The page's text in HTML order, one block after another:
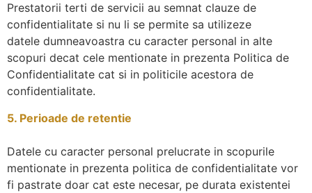
Prestatorii terti de servicii au semnat clauze de
confidentialitate si nu li se permite sa utilizeze
datele dumneavoastra cu caracter personal in alte
scopuri decat cele mentionate in prezenta Politica de
Confidentialitate cat si in politicile acestora de
confidentialitate.
5. Perioade de retentie
Datele cu caracter personal prelucrate in scopurile
mentionate in prezenta politica de confidentialitate vor
fi pastrate doar cat este necesar, pe durata existentei